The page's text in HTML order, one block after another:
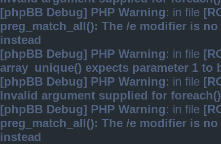
[phpBB Debug] PHP Warning: in file
preg_match_all(): The /e modifier is
instead
[phpBB Debug] PHP Warning: in file
array_unique() expects parameter 1 to
[phpBB Debug] PHP Warning: in file
Invalid argument supplied for foreach()
[phpBB Debug] PHP Warning: in file
preg_match_all(): The /e modifier is
instead